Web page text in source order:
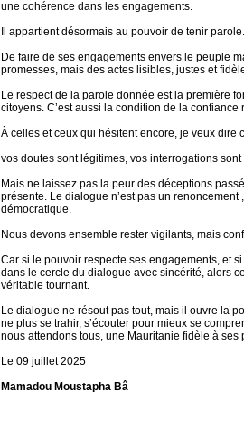
une cohérence dans les engagements.
Il appartient désormais au pouvoir de tenir parole.
De faire de ses engagements envers le peuple
promesses, mais des actes lisibles, justes et
Le respect de la parole donnée est la première
citoyens. C’est aussi la condition de la confiance
À celles et ceux qui hésitent encore, je veux dire
vos doutes sont légitimes, vos interrogations
Mais ne laissez pas la peur des déceptions
présente. Le dialogue n’est pas un renoncement
démocratique.
Nous devons ensemble rester vigilants, mais
Car si le pouvoir respecte ses engagements, et
dans le cercle du dialogue avec sincérité, alors
véritable tournant.
Le dialogue ne résout pas tout, mais il ouvre la
ne plus se trahir, s’écouter pour mieux se
nous attendons tous, une Mauritanie fidèle à ses
Le 09 juillet 2025
Mamadou Moustapha Bâ